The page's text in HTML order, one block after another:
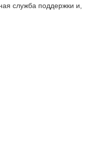
служба поддержки и,